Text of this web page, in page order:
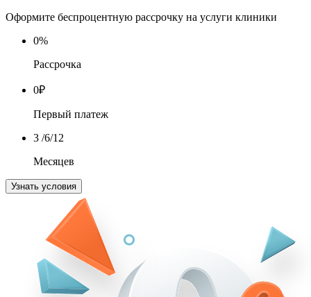
Оформите беспроцентную рассрочку на услуги клиники
0%
Рассрочка
0₽
Первый платеж
3 /6/12
Месяцев
Узнать условия